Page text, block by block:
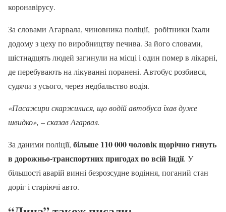
коронавірусу.
За словами Агарвала, чиновника поліції, робітники їхали
додому з цеху по виробництву печива. За його словами,
шістнадцять людей загинули на місці і один помер в лікарні,
де перебувають на лікуванні поранені. Автобус розбився,
судячи з усього, через недбальство водія.
«Пасажири скаржилися, що водій автобуса їхав дуже
швидко», – сказав Агарвал.
За даними поліції, більше 110 000 чоловік щорічно гинуть
в дорожньо-транспортних пригодах по всій Індії. У
більшості аварій винні безрозсудне водіння, поганий стан
доріг і старіючі авто.